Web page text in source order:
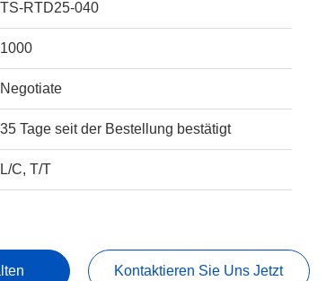
TS-RTD25-040
1000
Negotiate
35 Tage seit der Bestellung bestätigt
L/C, T/T
Kontaktieren Sie Uns Jetzt